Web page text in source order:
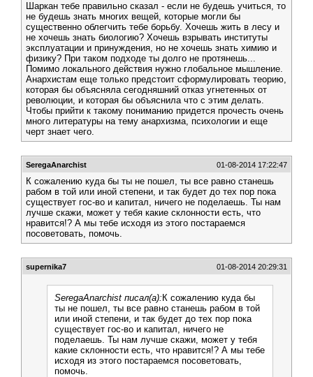
Шаркан тебе правильно сказал - если не будешь учиться, то
не будешь знать многих вещей, которые могли бы
существенно облегчить тебе борьбу. Хочешь жить в лесу и
не хочешь знать биологию? Хочешь взрывать институты
эксплуатации и принуждения, но не хочешь знать химию и
физику? При таком подходе ты долго не протянешь...
Помимо локального действия нужно глобальное мышление.
Анархистам еще только предстоит сформулировать теорию,
которая бы объясняла сегодняшний отказ угнетенных от
революции, и которая бы объяснила что с этим делать.
Чтобы прийти к такому пониманию придется прочесть очень
много литературы на тему анархизма, психологии и еще
черт знает чего.
SeregaAnarchist 01-08-2014 17:22:47
К сожалению куда бы ты не пошел, ты все равно станешь
рабом в той или иной степени, и так будет до тех пор пока
существует гос-во и капитал, ничего не поделаешь. Ты нам
лучше скажи, может у тебя какие склонности есть, что
нравится!? А мы тебе исходя из этого постараемся
посоветовать, помочь.
supernika7 01-08-2014 20:29:31
SeregaAnarchist писал(а): К сожалению куда бы
ты не пошел, ты все равно станешь рабом в той
или иной степени, и так будет до тех пор пока
существует гос-во и капитал, ничего не
поделаешь. Ты нам лучше скажи, может у тебя
какие склонности есть, что нравится!? А мы тебе
исходя из этого постараемся посоветовать,
помочь.